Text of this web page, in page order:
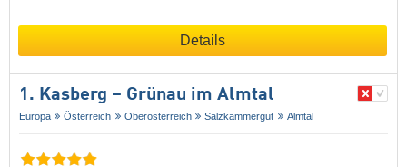
Details
1. Kasberg – Grünau im Almtal
Europa Österreich Oberösterreich Salzkammergut Almtal